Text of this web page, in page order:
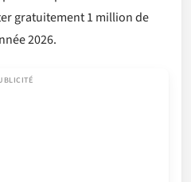
gratuitement 1 million de
2026.